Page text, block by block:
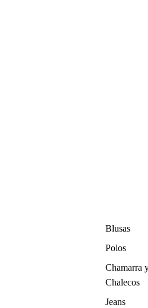
Blusas
Polos
Chamarra
Chalecos
Jeans